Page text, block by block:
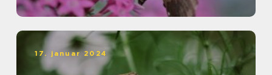
17. januar 2024